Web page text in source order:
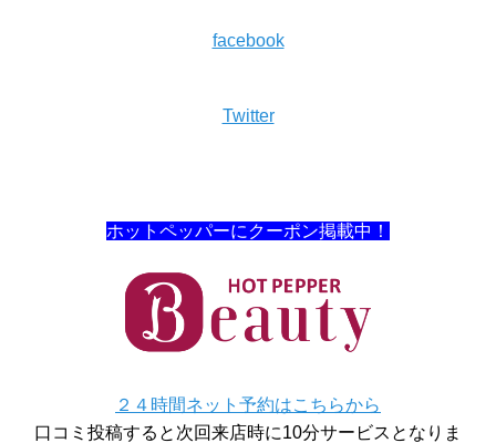
facebook
Twitter
ホットペッパーにクーポン掲載中！
２４時間ネット予約はこちらから
口コミ投稿すると次回来店時に10分サービスとなりま